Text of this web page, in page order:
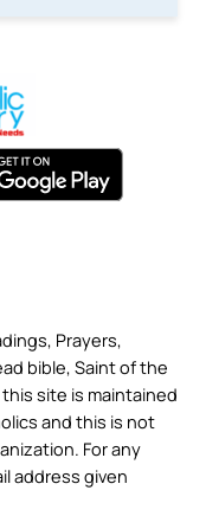
Prayers,
bible, Saint of the
site is maintained
and this is not
For any
address given